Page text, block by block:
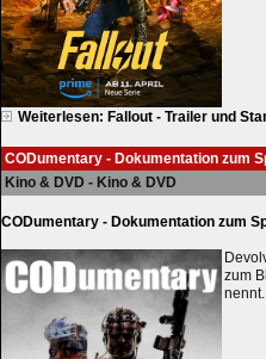
Weiterlesen: Fallout - Trailer und
CODumentary - Dokumentation zum
Kino & DVD - Kino & DVD
CODumentary - Dokumentation zum
zum